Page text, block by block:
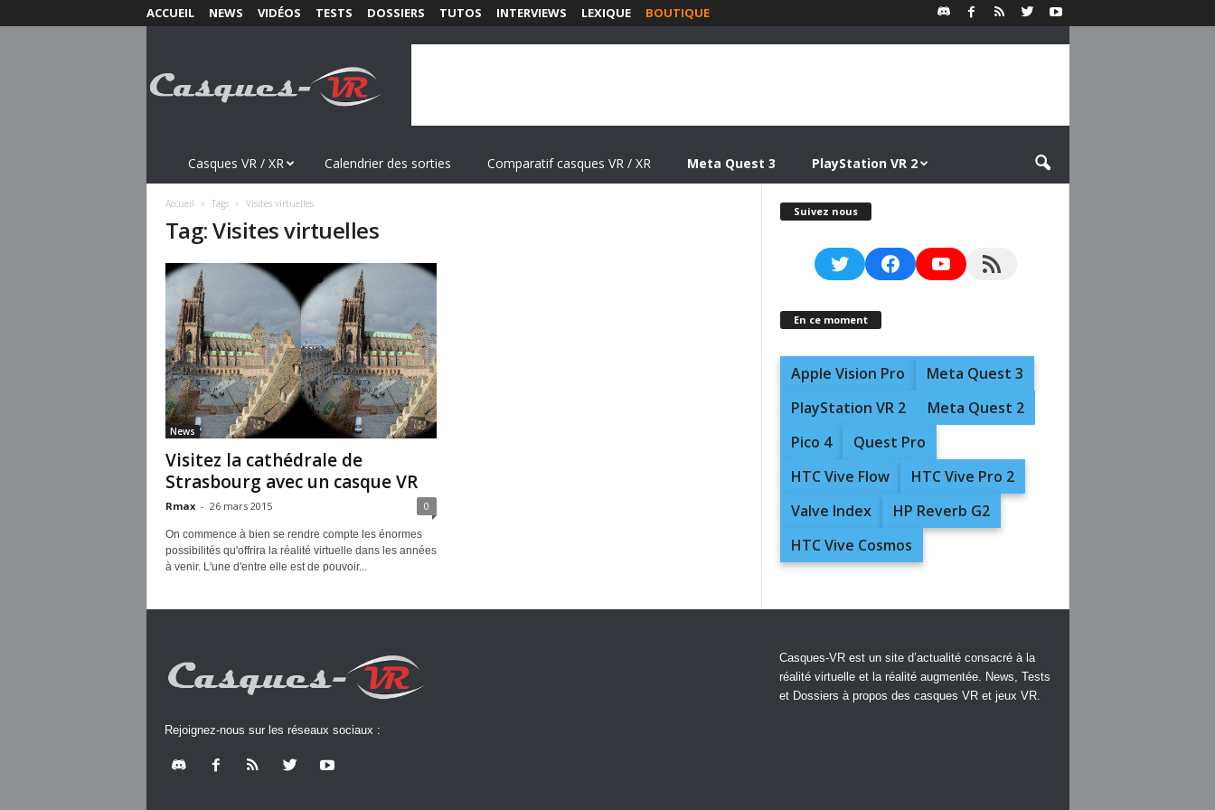
ACCUEIL NEWS VIDÉOS TESTS DOSSIERS TUTOS INTERVIEWS LEXIQUE BOUTIQUE
s
Casques VR / XR Calendrier des sorties Comparatif casques VR / XR Meta Quest 3 PlayStation VR 2
Accueil Tags Visites virtuelles
Tag: Visites virtuelles
News
Visitez la cathédrale de
Strasbourg avec un casque VR
Rmax - 26 mars 2015 0
On commence à bien se rendre compte les énormes
possibilités qu'offrira la réalité virtuelle dans les années
à venir. L'une d'entre elle est de pouvoir...
Suivez nous
TwitterFacebookYouTubeRSS Feed
En ce moment
Apple Vision Pro
Meta Quest 3
PlayStation VR 2
Meta Quest 2
Pico 4
Quest Pro
HTC Vive Flow
HTC Vive Pro 2
Valve Index
HP Reverb G2
HTC Vive Cosmos
Rejoignez-nous sur les réseaux sociaux :
Casques-VR est un site d’actualité consacré à la
réalité virtuelle et la réalité augmentée. News, Tests
et Dossiers à propos des casques VR et jeux VR.